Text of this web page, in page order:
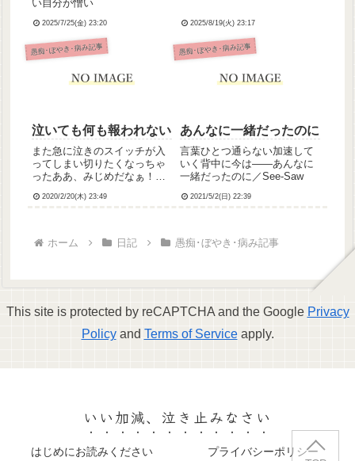
い自分が憎い
2025/7/25(金) 23:20 2025/8/19(火) 23:17
愚痴･ぼやき･病み記事
泣いても何も報われない
また急に泣きのスイッチが入
ってしまい切りたくなっちゃ
ったああ、みじめだなぁ！わ
2020/2/20(木) 23:49
愚痴･ぼやき･病み記事
あんなに一緒だったのに
言葉ひとつ通らない加速して
いく背中に今は――あんなに
一緒だったのに／See-Saw
2021/5/2(日) 22:39
ホーム 日記 愚痴･ぼやき･病み記事
This site is protected by reCAPTCHA and the Google Privacy
Policyand Terms of Serviceapply.
いい加減、泣き止みなさい
はじめにお読みください プライバシーポリシー